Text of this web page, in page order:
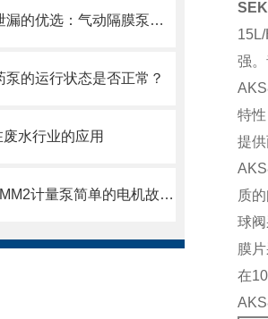
耐腐蚀、无泄漏的优选：气动隔膜泵在化工领域的稳定传输解决方案
泵的运行状态是否正常？
水行业的应用
SEKO MM1/MM2计量泵简单的电机故障排除方法
强
特
提
质
球
膜
在